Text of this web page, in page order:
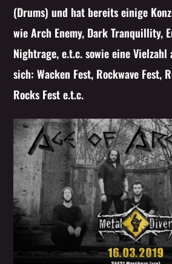
(Drums) und hat bereits einige
wie Arch Enemy, Dark Tranquillity,
Nightrage, e.t.c. sowie eine
sich: Wacken Fest, Rockwave Fest,
Rocks Fest e.t.c.